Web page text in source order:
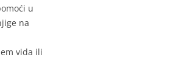
u
na
vida ili